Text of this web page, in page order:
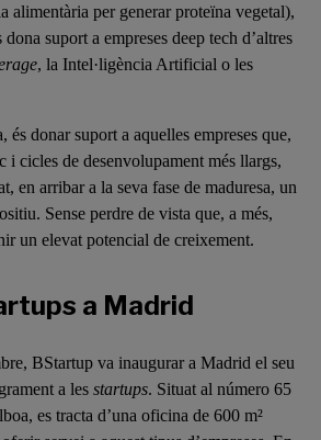
alimentària per generar proteïna vegetal),
dona suport a empreses deep tech d’altres
, la Intel·ligència Artificial o les
donar suport a aquelles empreses que,
i cicles de desenvolupament més llargs,
en arribar a la seva fase de maduresa, un
Sense perdre de vista que, a més,
un elevat potencial de creixement.
a Madrid
BStartup va inaugurar a Madrid el seu
a les startups. Situat al número 65
es tracta d’una oficina de 600 m²